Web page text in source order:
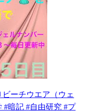
ビーチウエア（ウェ
#暗記 #自由研究 #プ